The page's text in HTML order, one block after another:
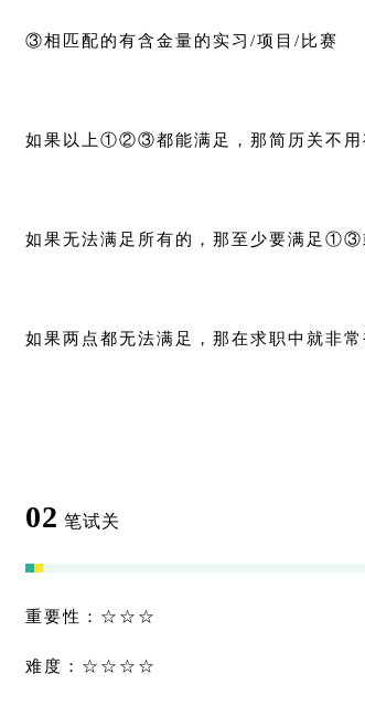
③相匹配的有含金量的实习/项目/比赛
如果以上①②③都能满足，那简历关不用
如果无法满足所有的，那至少要满足
如果两点都无法满足，那在求职中就非
02 笔试关
重要性：☆☆☆
难度：☆☆☆☆